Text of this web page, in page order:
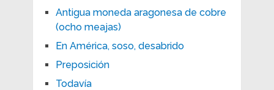
Antigua moneda aragonesa de cobre
(ocho meajas)
En América, soso, desabrido
Preposición
Todavía